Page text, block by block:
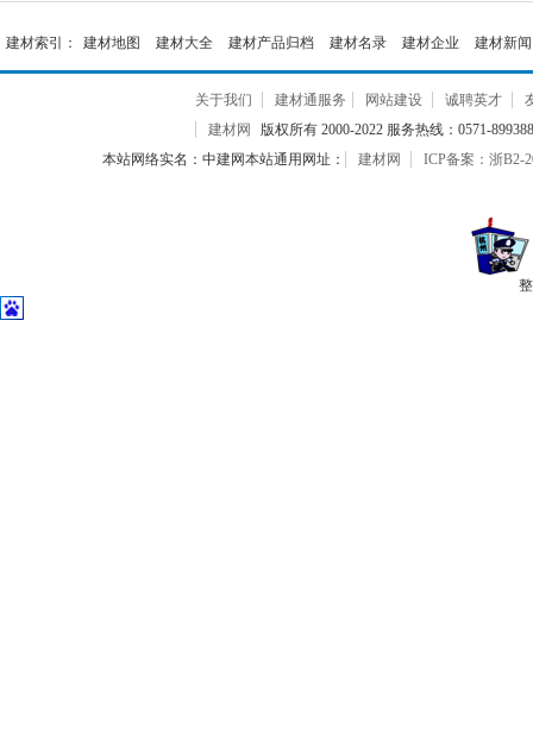
建材索引： 建材地图 建材大全 建材产品归档 建材名录 建材企业 建材新闻
关于我们 建材通服务 网站建设 诚聘英才
建材网
版权所有 2000-2022 服务热线：0571-
本站网络实名：中建网本站通用网址：
建材网 ICP备案：浙B2-